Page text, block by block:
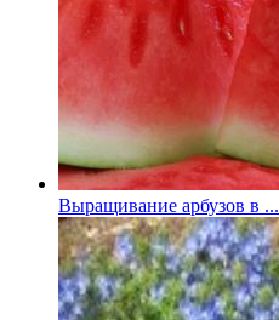
Выращивание арбузов в ...